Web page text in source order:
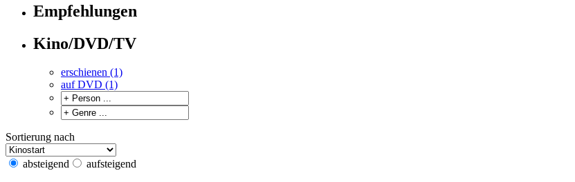
Empfehlungen
Kino/DVD/TV
erschienen (1)
auf DVD (1)
Sortierung nach
absteigend aufsteigend